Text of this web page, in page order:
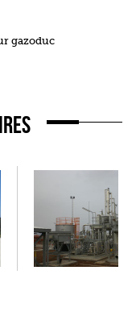
gazoduc